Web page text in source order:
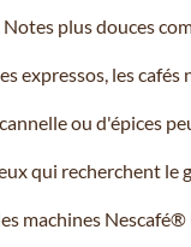
plus douces
expressos, les cafés
ou d'épices
qui recherchent
machines